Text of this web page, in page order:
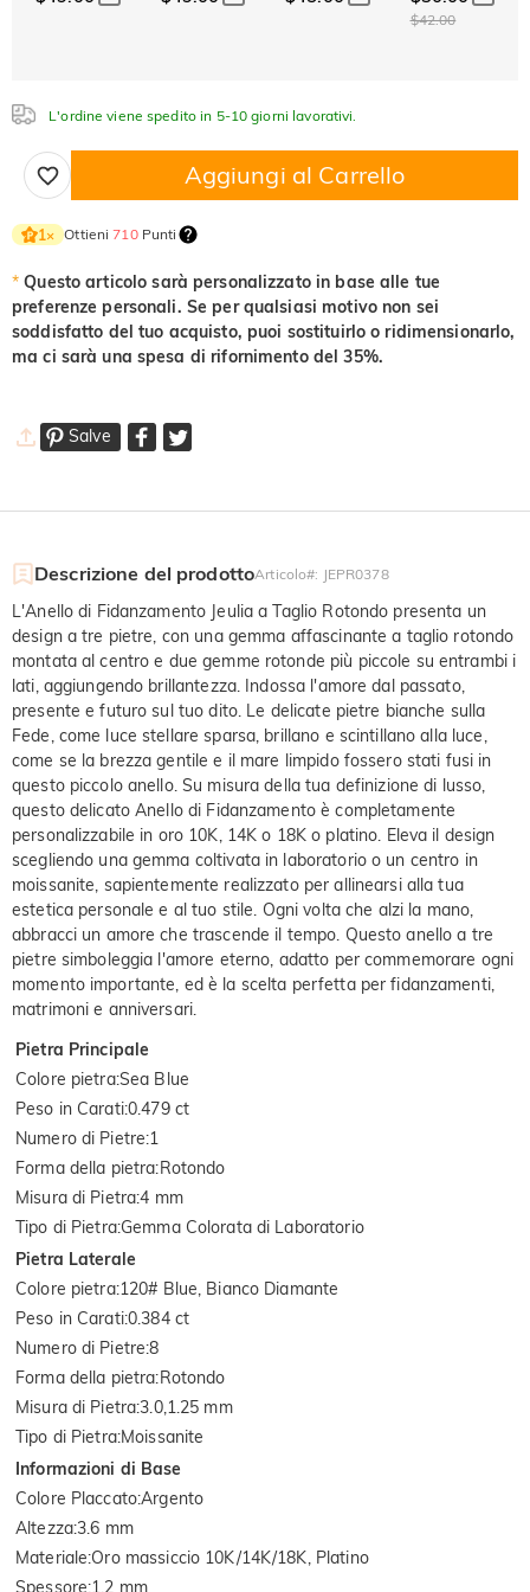
$0.00
Nero fantasia
Giallo fantasia
Nero fantasia
Giallo fantasia
$0.00
$0.00
Fucsia
Peridoto
Nero fantasia
$42.00
L'ordine viene spedito in 5-10 giorni lavorativi.
Aggiungi al Carrello
1× Ottieni710Punti
* Questo articolo sarà personalizzato in base alle tue
preferenze personali. Se per qualsiasi motivo non sei
soddisfatto del tuo acquisto, puoi sostituirlo o ridimensionarlo,
ma ci sarà una spesa di rifornimento del 35%.
Salve
Descrizione del prodottoArticolo#: JEPR0378
L'Anello di Fidanzamento Jeulia a Taglio Rotondo presenta un
design a tre pietre, con una gemma affascinante a taglio rotondo
montata al centro e due gemme rotonde più piccole su entrambi i
lati, aggiungendo brillantezza. Indossa l'amore dal passato,
presente e futuro sul tuo dito. Le delicate pietre bianche sulla
Fede, come luce stellare sparsa, brillano e scintillano alla luce,
come se la brezza gentile e il mare limpido fossero stati fusi in
questo piccolo anello. Su misura della tua definizione di lusso,
questo delicato Anello di Fidanzamento è completamente
personalizzabile in oro 10K, 14K o 18K o platino. Eleva il design
scegliendo una gemma coltivata in laboratorio o un centro in
moissanite, sapientemente realizzato per allinearsi alla tua
estetica personale e al tuo stile. Ogni volta che alzi la mano,
abbracci un amore che trascende il tempo. Questo anello a tre
pietre simboleggia l'amore eterno, adatto per commemorare ogni
momento importante, ed è la scelta perfetta per fidanzamenti,
matrimoni e anniversari.
Pietra Principale
Colore pietra:Sea Blue
Peso in Carati:0.479 ct
Numero di Pietre:1
Forma della pietra:Rotondo
Misura di Pietra:4 mm
Tipo di Pietra:Gemma Colorata di Laboratorio
Pietra Laterale
Colore pietra:120# Blue, Bianco Diamante
Peso in Carati:0.384 ct
Numero di Pietre:8
Forma della pietra:Rotondo
Misura di Pietra:3.0,1.25 mm
Tipo di Pietra:Moissanite
Informazioni di Base
Colore Placcato:Argento
Altezza:3.6 mm
Materiale:Oro massiccio 10K/14K/18K, Platino
Spessore:1.2 mm